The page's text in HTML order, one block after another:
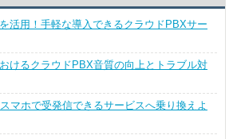
活用！手軽な導入できるクラウドPBXサー
けるクラウドPBX音質の向上とトラブル対
マホで受発信できるサービスへ乗り換えよ